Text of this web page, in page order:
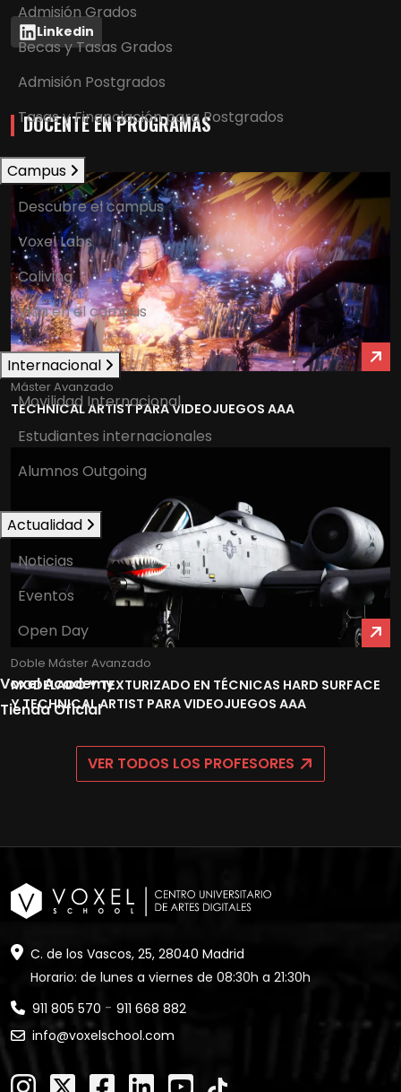
Admisión Grados
Becas y Tasas Grados
Admisión Postgrados
Tasas y Financiación para Postgrados
Campus
Descubre el campus
Voxel Labs
Coliving
Vida en el campus
Internacional
Movilidad Internacional
Estudiantes internacionales
Alumnos Outgoing
Actualidad
Noticias
Eventos
Open Day
Voxel Academy
Tienda Oficial
Linkedin
DOCENTE EN PROGRAMAS
Máster Avanzado
TECHNICAL ARTIST PARA VIDEOJUEGOS AAA
Doble Máster Avanzado
MODELADO Y TEXTURIZADO EN TÉCNICAS HARD SURFACE
Y TECHNICAL ARTIST PARA VIDEOJUEGOS AAA
VER TODOS LOS PROFESORES
C. de los Vascos, 25, 28040 Madrid
Horario: de lunes a viernes de 08:30h a 21:30h
911 805 570 - 911 668 882
info@voxelschool.com